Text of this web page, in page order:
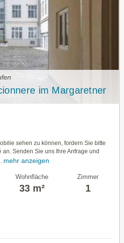
im Margaretner
sehen zu können, fordern Sie bitte
Senden Sie uns Ihre Anfrage und
mehr anzeigen
Wohnfläche
33 m²
Zimmer
1